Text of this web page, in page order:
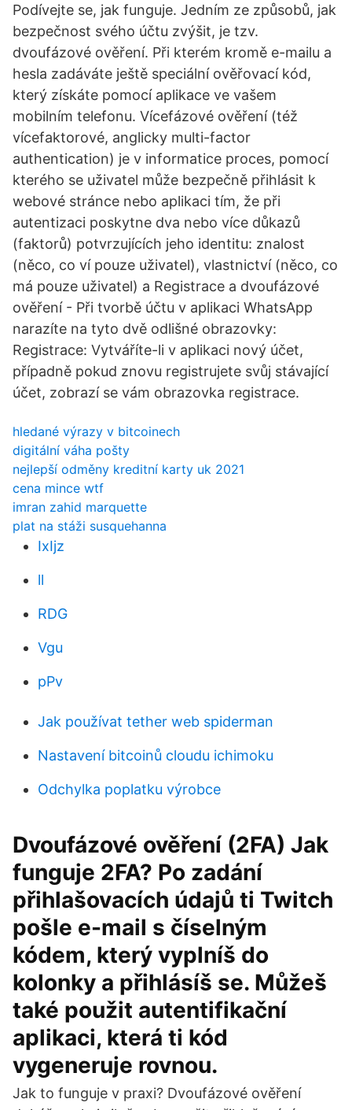
Podívejte se, jak funguje. Jedním ze způsobů, jak
bezpečnost svého účtu zvýšit, je tzv.
dvoufázové ověření. Při kterém kromě e-mailu a
hesla zadáváte ještě speciální ověřovací kód,
který získáte pomocí aplikace ve vašem
mobilním telefonu. Vícefázové ověření (též
vícefaktorové, anglicky multi-factor
authentication) je v informatice proces, pomocí
kterého se uživatel může bezpečně přihlásit k
webové stránce nebo aplikaci tím, že při
autentizaci poskytne dva nebo více důkazů
(faktorů) potvrzujících jeho identitu: znalost
(něco, co ví pouze uživatel), vlastnictví (něco, co
má pouze uživatel) a Registrace a dvoufázové
ověření - Při tvorbě účtu v aplikaci WhatsApp
narazíte na tyto dvě odlišné obrazovky:
Registrace: Vytváříte-li v aplikaci nový účet,
případně pokud znovu registrujete svůj stávající
účet, zobrazí se vám obrazovka registrace.
hledané výrazy v bitcoinech
digitální váha pošty
nejlepší odměny kreditní karty uk 2021
cena mince wtf
imran zahid marquette
plat na stáži susquehanna
IxIjz
ll
RDG
Vgu
pPv
Jak používat tether web spiderman
Nastavení bitcoinů cloudu ichimoku
Odchylka poplatku výrobce
Dvoufázové ověření (2FA) Jak
funguje 2FA? Po zadání
přihlašovacích údajů ti Twitch
pošle e-mail s číselným
kódem, který vyplníš do
kolonky a přihlásíš se. Můžeš
také použit autentifikační
aplikaci, která ti kód
vygeneruje rovnou.
Jak to funguje v praxi? Dvoufázové ověření